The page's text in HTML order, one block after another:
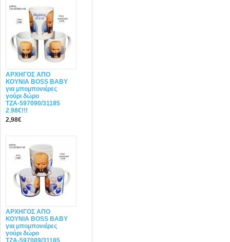
ΑΡΧΗΓΟΣ ΑΠΟ
ΚΟΥΝΙΑ BOSS BABY
για μπομπονιέρες
γούρι δώρο
ΤΖΑ-597090/31185
2.98€!!!
2,98€
ΑΡΧΗΓΟΣ ΑΠΟ
ΚΟΥΝΙΑ BOSS BABY
για μπομπονιέρες
γούρι δώρο
ΤΖΑ-597089/31185